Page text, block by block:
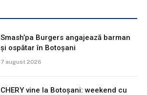
Smash’pa Burgers angajează barman
și ospătar în Botoșani
7 august 2026
CHERY vine la Botoșani: weekend cu